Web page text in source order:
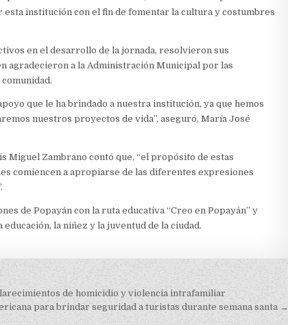
institución con el fin de fomentar la cultura y costumbres
en el desarrollo de la jornada, resolvieron sus
agradecieron a la Administración Municipal por las
que le ha brindado a nuestra institución, ya que hemos
nuestros proyectos de vida”, aseguró, María José
Miguel Zambrano contó que, “el propósito de estas
comiencen a apropiarse de las diferentes expresiones
de Popayán con la ruta educativa “Creo en Popayán” y
la niñez y la juventud de la ciudad.
de homicidio y violencia intrafamiliar
para brindar seguridad a turistas durante semana santa →